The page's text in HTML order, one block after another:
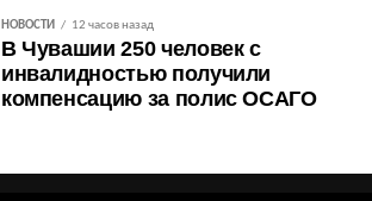
НОВОСТИ 12 часов назад
В Чувашии 250 человек с
инвалидностью получили
компенсацию за полис ОСАГО